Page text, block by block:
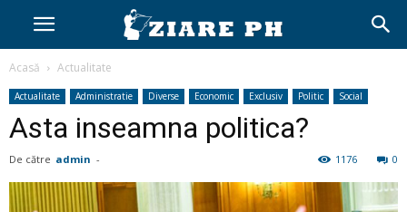
Acasă Actualitate
Actualitate Administratie Diverse Economic Exclusiv Politic Social
Asta inseamna politica?
De către admin - 0
1176